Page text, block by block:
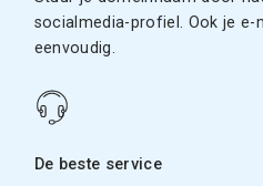
socialmedia-profiel. Ook je e-
eenvoudig.
De beste service